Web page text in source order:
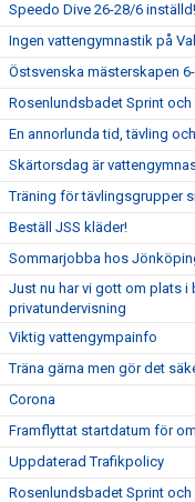
Speedo Dive 26-28/6 inställd!
Ingen vattengymnastik på
Östsvenska mästerskapen
Rosenlundsbadet Sprint
En annorlunda tid, tävling
Skärtorsdag är
Träning för tävlingsgrupper
Beställ JSS kläder!
Sommarjobba hos
Just nu har vi gott om plats i
privatundervisning
Viktig vattengympainfo
Träna gärna men gör det
Corona
Framflyttat startdatum för
Uppdaterad Trafikpolicy
Rosenlundsbadet Sprint och